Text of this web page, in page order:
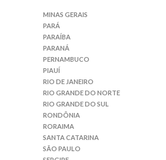
MINAS GERAIS
PARÁ
PARAÍBA
PARANÁ
PERNAMBUCO
PIAUÍ
RIO DE JANEIRO
RIO GRANDE DO NORTE
RIO GRANDE DO SUL
RONDÔNIA
RORAIMA
SANTA CATARINA
SÃO PAULO